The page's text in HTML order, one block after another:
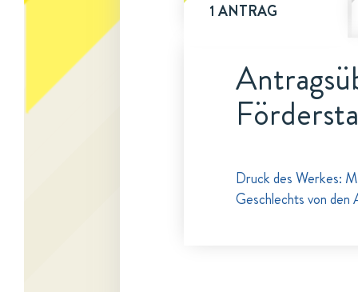
1 ANTRAG
Druck des Werkes:
Geschlechts von den